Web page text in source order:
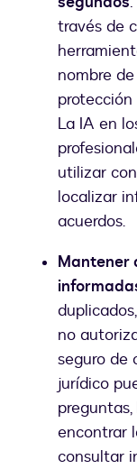
través de
nombre
La IA en
utilizar
localizar
acuerdos.
Mantener
no
seguro de
jurídico
encontrar
consultar